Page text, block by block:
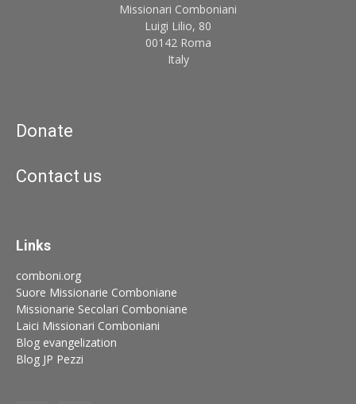
Missionari Comboniani
Luigi Lilio, 80
00142 Roma
Italy
Donate
Contact us
Links
comboni.org
Suore Missionarie Comboniane
Missionarie Secolari Comboniane
Laici Missionari Comboniani
Blog evangelization
Blog JP Pezzi